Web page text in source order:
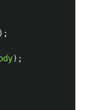
);